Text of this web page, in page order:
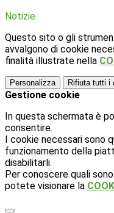
Notizie
Questo sito o gli
avvalgono di cookie
finalità illustrate nella
Personalizza Rifiuta tutti i
Gestione cookie
In questa schermata è
consentire.
I cookie necessari sono
funzionamento della
disabilitarli.
Per conoscere quali
potete visionare la